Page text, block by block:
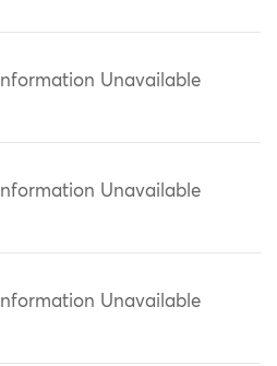
Information Unavailable
Information Unavailable
Information Unavailable